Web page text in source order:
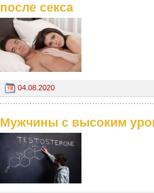
после секса
04.08.2020
Мужчины с высоким